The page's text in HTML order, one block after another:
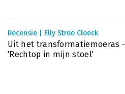
Recensie | Elly Stroo Cloeck
Uit het transformatiemoeras -
'Rechtop in mijn stoel'